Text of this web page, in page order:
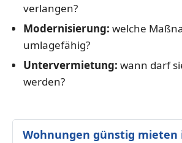
verlangen?
Modernisierung: welche
umlagefähig?
Untervermietung: wann darf
werden?
Wohnungen günstig mieten